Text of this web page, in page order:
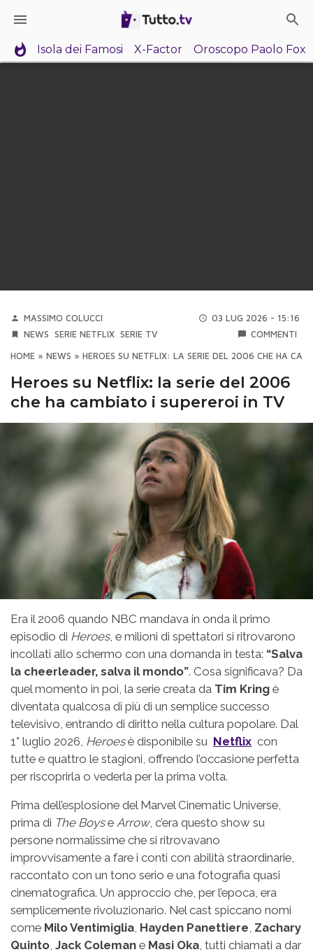
Isola dei Famosi X-Factor Oroscopo Paolo Fox
MASSIMO COLUCCI
03 LUG 2026 - 15:16
NEWS
SERIE NETFLIX SERIE TV COMMENTI
HOME » NEWS » HEROES SU NETFLIX: LA SERIE DEL 2006 CHE HA
Heroes su Netflix: la serie del 2006
che ha cambiato i supereroi in TV
Era il 2006 quando NBC mandava in onda il primo
episodio di Heroes, e milioni di spettatori si ritrovarono
incollati allo schermo con una domanda in testa: “Salva
la cheerleader, salva il mondo”. Cosa significava? Da
quel momento in poi, la serie creata da Tim Kring è
diventata qualcosa di più di un semplice successo
televisivo, entrando di diritto nella cultura popolare. Dal
1° luglio 2026, Heroesè disponibile su Netflix con
tutte e quattro le stagioni, offrendo l’occasione perfetta
per riscoprirla o vederla per la prima volta.
Prima dell’esplosione del Marvel Cinematic Universe,
prima di The Boyse Arrow, c’era questo show su
persone normalissime che si ritrovavano
improvvisamente a fare i conti con abilità straordinarie,
raccontato con un tono serio e una fotografia quasi
cinematografica. Un approccio che, per l’epoca, era
semplicemente rivoluzionario. Nel cast spiccano nomi
come Milo Ventimiglia, Hayden Panettiere, Zachary
Quinto, Jack Coleman e Masi Oka, tutti chiamati a dar